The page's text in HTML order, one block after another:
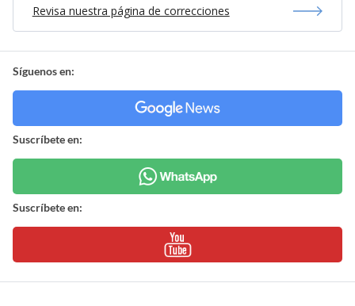
Revisa nuestra página de correcciones
Síguenos en:
Suscríbete en:
Suscríbete en: